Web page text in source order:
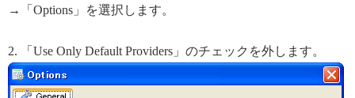
→「Options」を選択します。
2. 「Use Only Default Providers」のチェックを外します。